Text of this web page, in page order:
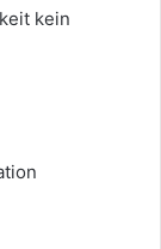
kein